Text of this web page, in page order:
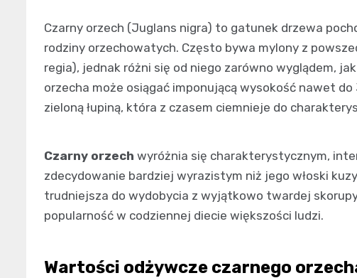
Czarny orzech (Juglans nigra) to gatunek drzewa
rodziny orzechowatych. Często bywa mylony z
regia), jednak różni się od niego zarówno wyglądem,
orzecha może osiągać imponującą wysokość nawet
zieloną łupiną, która z czasem ciemnieje do
Czarny orzech wyróżnia się charakterystycznym,
zdecydowanie bardziej wyrazistym niż jego włoski
trudniejsza do wydobycia z wyjątkowo twardej
popularność w codziennej diecie większości ludzi.
Wartości odżywcze czarnego